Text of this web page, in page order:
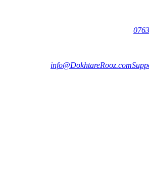
info@DokhtareRooz.com